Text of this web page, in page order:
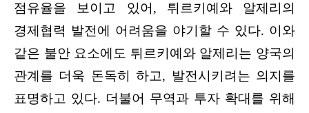
점유율을 보이고 있어, 튀르키예와 알제리의
경제협력 발전에 어려움을 야기할 수 있다. 이와
같은 불안 요소에도 튀르키예와 알제리는 양국의
관계를 더욱 돈독히 하고, 발전시키려는 의지를
표명하고 있다. 더불어 무역과 투자 확대를 위해